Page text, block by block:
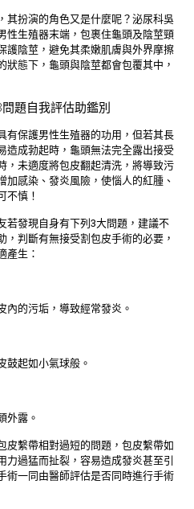
其扮演的角色又是什麼呢？泌尿科吳
性生殖器末端，包裹住龜頭及陰莖頸
護陰莖，避免其柔嫩肌膚與外界摩擦
態下，龜頭與陰莖都會包覆其中，
題自我評估助鑑別
有保護男性生殖器的功用，但若其長
造成勃起時，龜頭無法完全露出接受
，未適度將包皮翻起清洗，將導致污
加感染、發炎風險，使惱人的紅腫、
不慎！
若發現自身有下列3大問題，建議不
判斷有無接受割包皮手術的必要，
產生：
內的污垢，導致經常發炎。
鼓起如小氣球般。
外露。
皮繫帶相對過短的問題，包皮繫帶如
過猛而扯裂，容易造成發炎甚至引
術一同由醫師評估是否同時進行手術